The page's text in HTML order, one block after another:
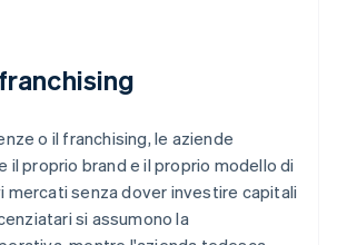
o il franchising, le aziende
il proprio brand e il proprio modello di
mercati senza dover investire capitali
si assumono la